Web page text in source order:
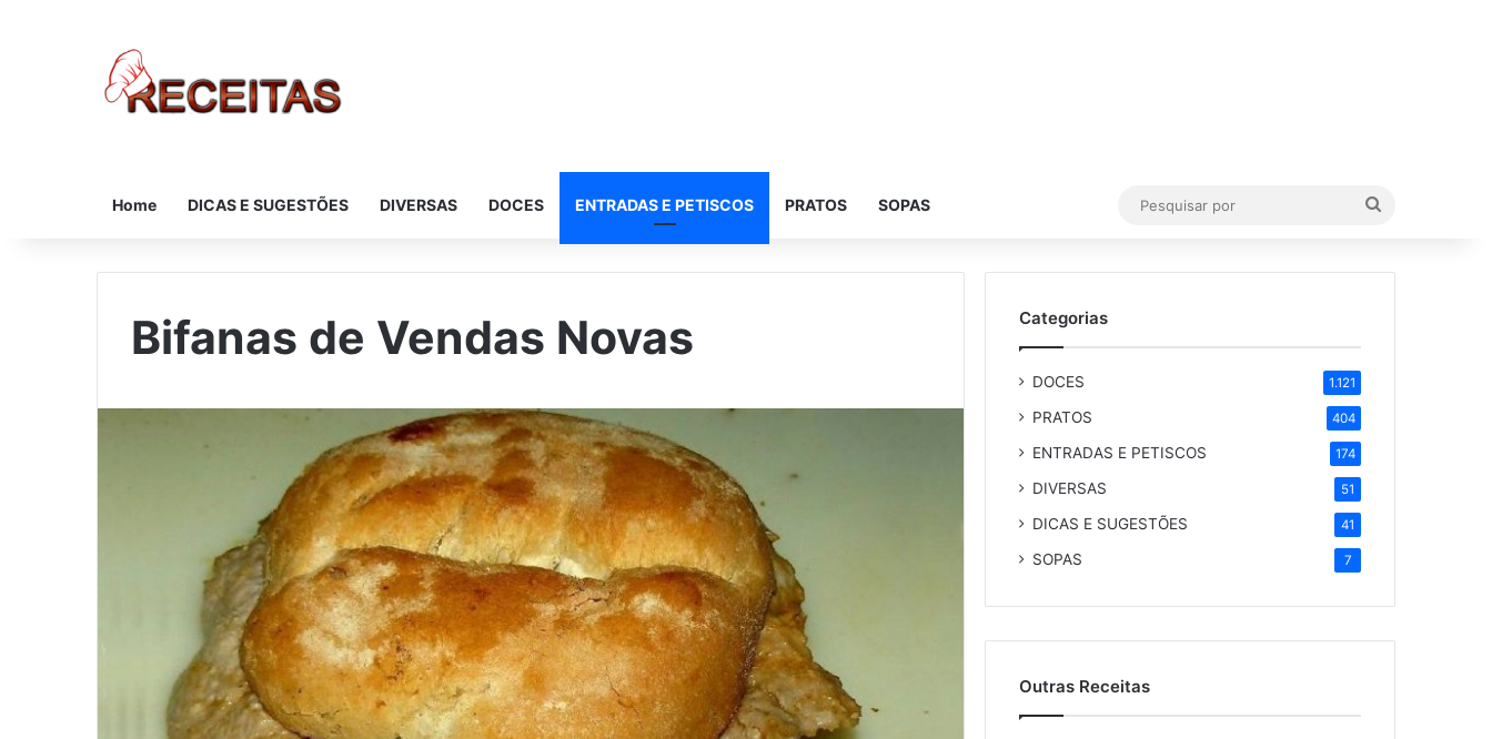
Home DICAS E SUGESTÕES DIVERSAS DOCES ENTRADAS E PETISCOS PRATOS SOPAS
Bifanas de Vendas Novas Categorias
DOCES 1.121
PRATOS 404
ENTRADAS E PETISCOS 174
DIVERSAS 51
DICAS E SUGESTÕES 41
SOPAS 7
Outras Receitas